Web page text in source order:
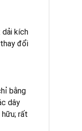
kích
đổi
bằng
dây
rất